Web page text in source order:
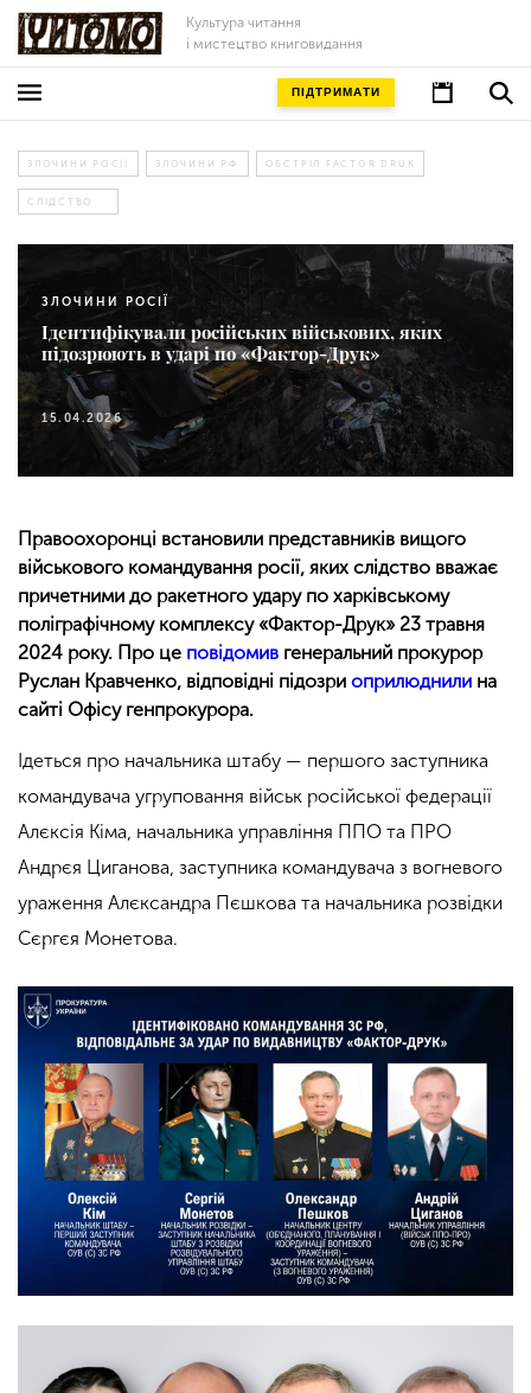
Культура читання
і мистецтво книговидання
ПІДТРИМАТИ
ЗЛОЧИНИ РОСІЇ ЗЛОЧИНИ РФ ОБСТРІЛ FACTOR DRUK
СЛІДСТВО
ЗЛОЧИНИ РОСІЇ
Ідентифікували російських військових, яких
підозрюють в ударі по «Фактор-Друк»
15.04.2026
Правоохоронці встановили представників вищого
військового командування росії, яких слідство вважає
причетними до ракетного удару по харківському
поліграфічному комплексу «Фактор-Друк» 23 травня
2024 року. Про це повідомив генеральний прокурор
Руслан Кравченко, відповідні підозри оприлюднили на
сайті Офісу генпрокурора.
Ідеться про начальника штабу — першого заступника
командувача угруповання військ російської федерації
Алєксія Кіма, начальника управління ППО та ПРО
Андрєя Циганова, заступника командувача з вогневого
ураження Алєксандра Пєшкова та начальника розвідки
Сєргєя Монетова.